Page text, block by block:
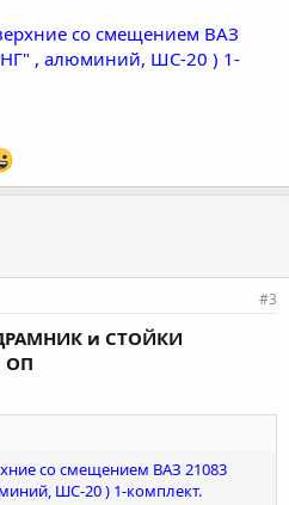
со смещением ВАЗ
, алюминий, ШС-20 ) 1-
#3
и СТОЙКИ
ОП
со смещением ВАЗ 21083
ШС-20 ) 1-комплект.